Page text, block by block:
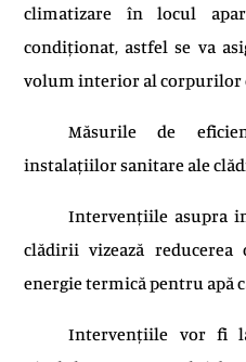
climatizare în locul
condiționat, astfel se va
volum interior al corpurilor
Măsurile de
instalațiilor sanitare ale
Intervențiile asupra
clădirii vizează
energie termică pentru apă
Intervențiile vor fi